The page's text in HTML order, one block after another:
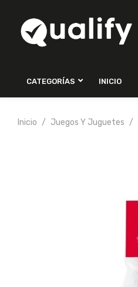
CATEGORÍAS INICIO
Inicio Juegos Y Juguetes